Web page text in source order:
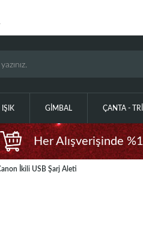
GIMBAL ÇANTA -
Her Alışverişinde
İkili USB Şarj Aleti